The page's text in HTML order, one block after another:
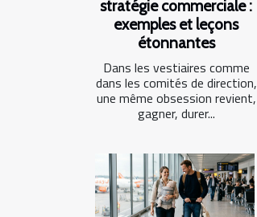
stratégie commerciale :
exemples et leçons
étonnantes
Dans les vestiaires comme
dans les comités de direction,
une même obsession revient,
gagner, durer...